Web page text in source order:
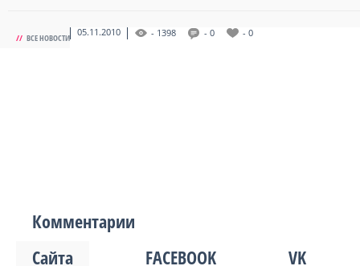
// ВСЕ НОВОСТИ 05.11.2010 - 1398 - 0 - 0
Комментарии
Сайта
FACEBOOK VK